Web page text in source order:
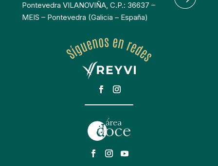
Pontevedra VILANOVIÑA, C.P.: 36637 –
MEIS – Pontevedra (Galicia – España)